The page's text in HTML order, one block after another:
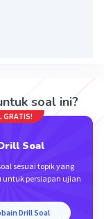
soal ini?
GRATIS!
Soal
sesuai topik yang
untuk persiapan ujian
Drill Soal